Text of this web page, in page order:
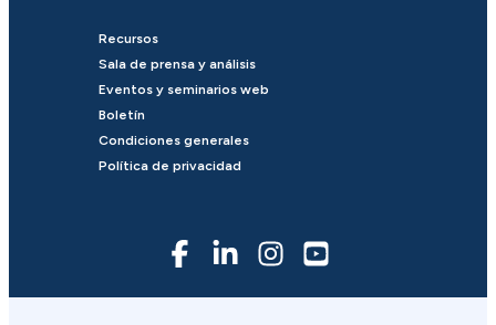
Recursos
Sala de prensa y análisis
Eventos y seminarios web
Boletín
Condiciones generales
Política de privacidad